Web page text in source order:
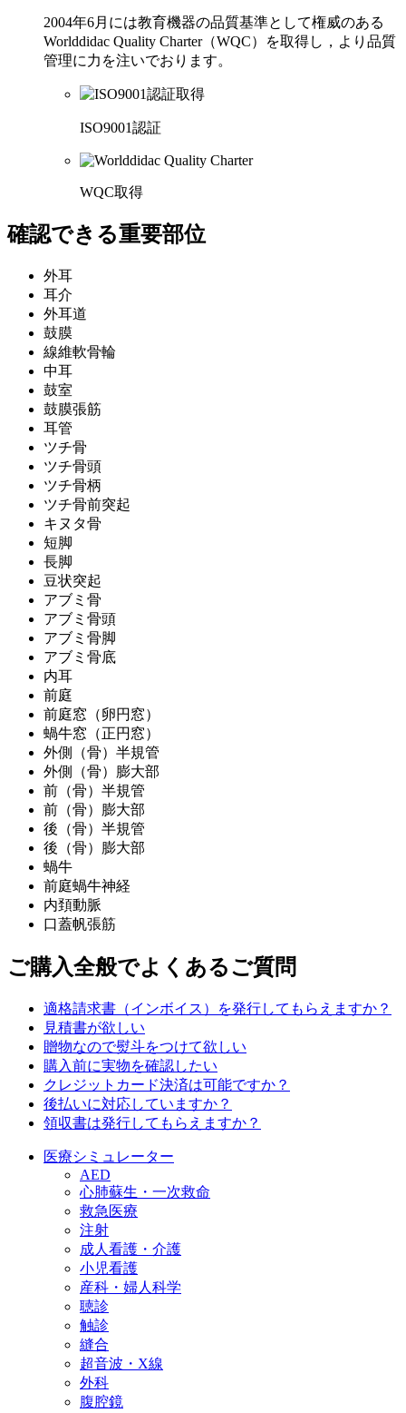
2004年6月には教育機器の品質基準として権威のある
Worlddidac Quality Charter（WQC）を取得し，より品質
管理に力を注いでおります。
ISO9001認証
WQC取得
確認できる重要部位
外耳
耳介
外耳道
鼓膜
線維軟骨輪
中耳
鼓室
鼓膜張筋
耳管
ツチ骨
ツチ骨頭
ツチ骨柄
ツチ骨前突起
キヌタ骨
短脚
長脚
豆状突起
アブミ骨
アブミ骨頭
アブミ骨脚
アブミ骨底
内耳
前庭
前庭窓（卵円窓）
蝸牛窓（正円窓）
外側（骨）半規管
外側（骨）膨大部
前（骨）半規管
前（骨）膨大部
後（骨）半規管
後（骨）膨大部
蝸牛
前庭蝸牛神経
内頚動脈
口蓋帆張筋
ご購入全般でよくあるご質問
適格請求書（インボイス）を発行してもらえますか？
見積書が欲しい
贈物なので熨斗をつけて欲しい
購入前に実物を確認したい
クレジットカード決済は可能ですか？
後払いに対応していますか？
領収書は発行してもらえますか？
医療シミュレーター
AED
心肺蘇生・一次救命
救急医療
注射
成人看護・介護
小児看護
産科・婦人科学
聴診
触診
縫合
超音波・X線
外科
腹腔鏡